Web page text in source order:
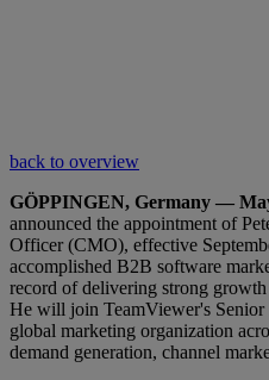
back to overview
GÖPPINGEN, Germany —
announced the appointment of
Officer (CMO), effective
accomplished B2B software
record of delivering strong
He will join TeamViewer's Senior
global marketing organization
demand generation, channel